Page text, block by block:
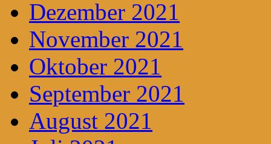
Dezember 2021
November 2021
Oktober 2021
September 2021
August 2021